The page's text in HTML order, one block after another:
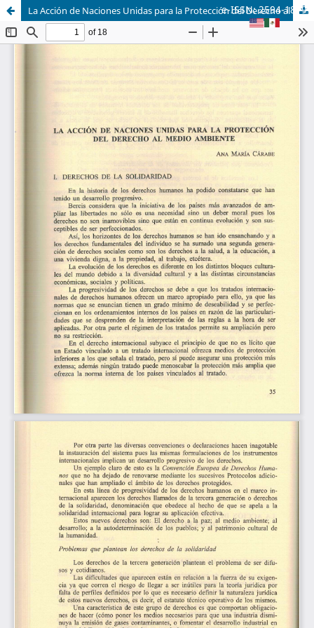
La Acción de Naciones Unidas para la Protección del Derecho al Medio Ambiente
e-ISSN: 2594-1879